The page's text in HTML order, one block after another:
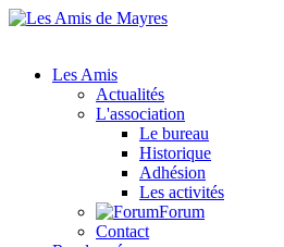
Les Amis
Actualités
L'association
Le bureau
Historique
Adhésion
Les activités
Forum
Contact